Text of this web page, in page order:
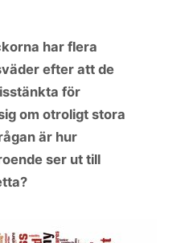
har flera
efter att de
för
om otroligt stora
är hur
ser ut till